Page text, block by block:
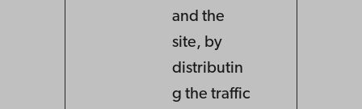
and the
site, by
distributin
g the traffic